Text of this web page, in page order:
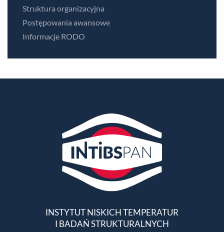
Struktura organizacyjna
Postępowania awansowe
Informacje RODO
INSTYTUT NISKICH TEMPERATUR
I BADAŃ STRUKTURALNYCH